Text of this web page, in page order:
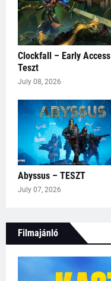
Clockfall – Early Access
Teszt
July 08, 2026
Abyssus – TESZT
July 07, 2026
Filmajánló